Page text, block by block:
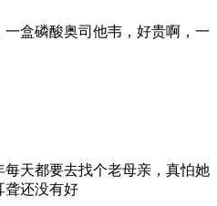
盒磷酸奥司他韦，好贵啊，一
天都要去找个老母亲，真怕她
聋还没有好